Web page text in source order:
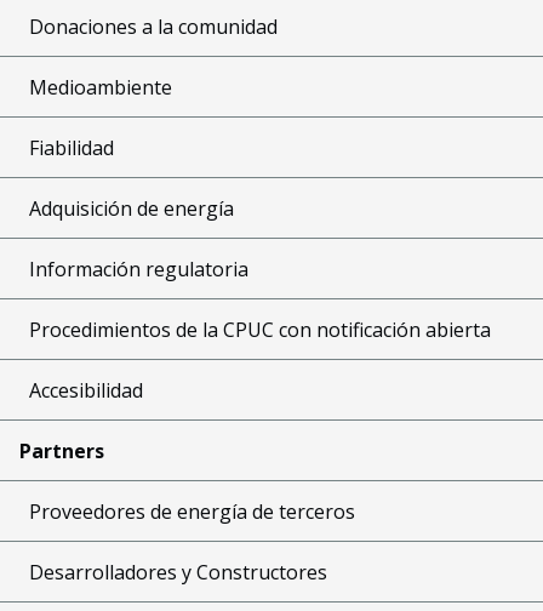
Donaciones a la comunidad
Medioambiente
Fiabilidad
Adquisición de energía
Información regulatoria
Procedimientos de la CPUC con notificación abierta
Accesibilidad
Partners
Proveedores de energía de terceros
Desarrolladores y Constructores